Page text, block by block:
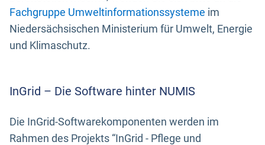
Fachgruppe Umweltinformationssysteme im
Niedersächsischen Ministerium für Umwelt, Energie
und Klimaschutz.
InGrid – Die Software hinter NUMIS
Die InGrid-Softwarekomponenten werden im
Rahmen des Projekts “InGrid - Pflege und